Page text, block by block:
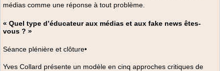
médias comme une réponse à tout problème.
« Quel type d’éducateur aux médias et aux fake news êtes-
vous ? »
Séance plénière et clôture•
Yves Collard présente un modèle en cinq approches critiques de